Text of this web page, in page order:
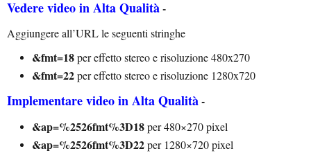
Vedere video in Alta Qualità-
Aggiungere all’URL le seguenti stringhe
&fmt=18per effetto stereo e risoluzione 480x270
&fmt=22per effetto stereo e risoluzione 1280x720
Implementare video in Alta Qualità-
&ap=%2526fmt%3D18per 480×270 pixel
&ap=%2526fmt%3D22per 1280×720 pixel